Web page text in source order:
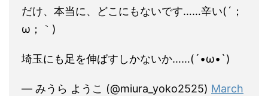
だけ、本当に、どこにもないです……辛い(´；
ω；｀)
埼玉にも足を伸ばすしかないか……(´•ω•`)
— みうら ようこ (@miura_yoko2525) March